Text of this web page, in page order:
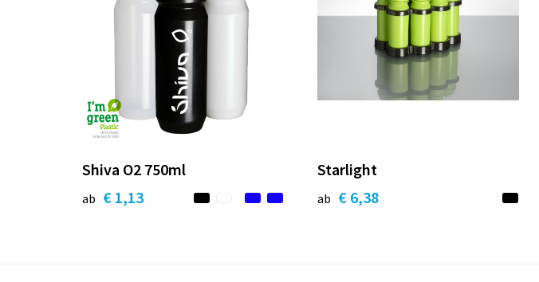
Shiva O2 750ml
ab € 1,13
Starlight
ab € 6,38